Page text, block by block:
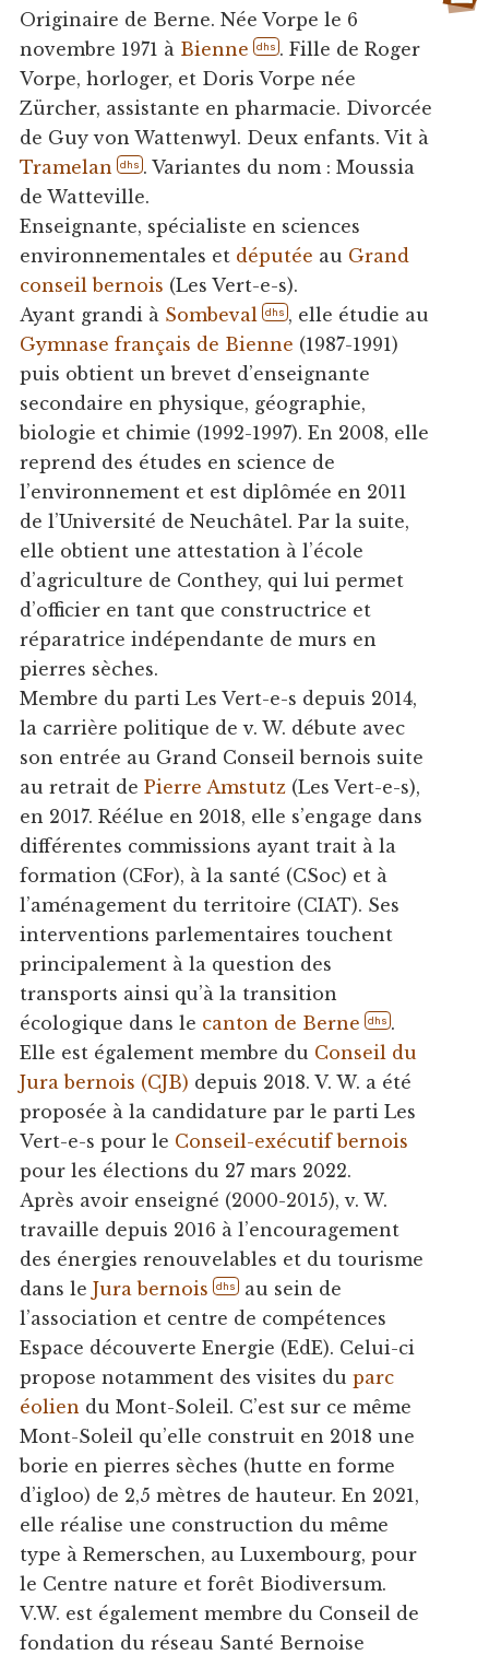
Originaire de Berne. Née Vorpe le 6
novembre 1971 à Bienne dhs . Fille de Roger
Vorpe, horloger, et Doris Vorpe née
Zürcher, assistante en pharmacie. Divorcée
de Guy von Wattenwyl. Deux enfants. Vit à
Tramelan
dhs . Variantes du nom : Moussia
de Watteville.
Enseignante, spécialiste en sciences
environnementales et députée au Grand
conseil bernois (Les Vert-e-s).
Ayant grandi à Sombeval dhs , elle étudie au
Gymnase français de Bienne (1987-1991)
puis obtient un brevet d’enseignante
secondaire en physique, géographie,
biologie et chimie (1992-1997). En 2008, elle
reprend des études en science de
l’environnement et est diplômée en 2011
de l’Université de Neuchâtel. Par la suite,
elle obtient une attestation à l’école
d’agriculture de Conthey, qui lui permet
d’officier en tant que constructrice et
réparatrice indépendante de murs en
pierres sèches.
Membre du parti Les Vert-e-s depuis 2014,
la carrière politique de v. W. débute avec
son entrée au Grand Conseil bernois suite
au retrait de Pierre Amstutz(Les Vert-e-s),
en 2017. Réélue en 2018, elle s’engage dans
différentes commissions ayant trait à la
formation (CFor), à la santé (CSoc) et à
l’aménagement du territoire (CIAT). Ses
interventions parlementaires touchent
principalement à la question des
transports ainsi qu’à la transition
écologique dans le canton de Berne dhs .
Elle est également membre du Conseil du
Jura bernois (CJB) depuis 2018. V. W. a été
proposée à la candidature par le parti Les
Vert-e-s pour le Conseil-exécutif bernois
pour les élections du 27 mars 2022.
Après avoir enseigné (2000-2015), v. W.
travaille depuis 2016 à l’encouragement
des énergies renouvelables et du tourisme
dans le Jura bernois dhs au sein de
l’association et centre de compétences
Espace découverte Energie (EdE). Celui-ci
propose notamment des visites du parc
éolien du Mont-Soleil. C’est sur ce même
Mont-Soleil qu’elle construit en 2018 une
borie en pierres sèches (hutte en forme
d’igloo) de 2,5 mètres de hauteur. En 2021,
elle réalise une construction du même
type à Remerschen, au Luxembourg, pour
le Centre nature et forêt Biodiversum.
V.W. est également membre du Conseil de
fondation du réseau Santé Bernoise